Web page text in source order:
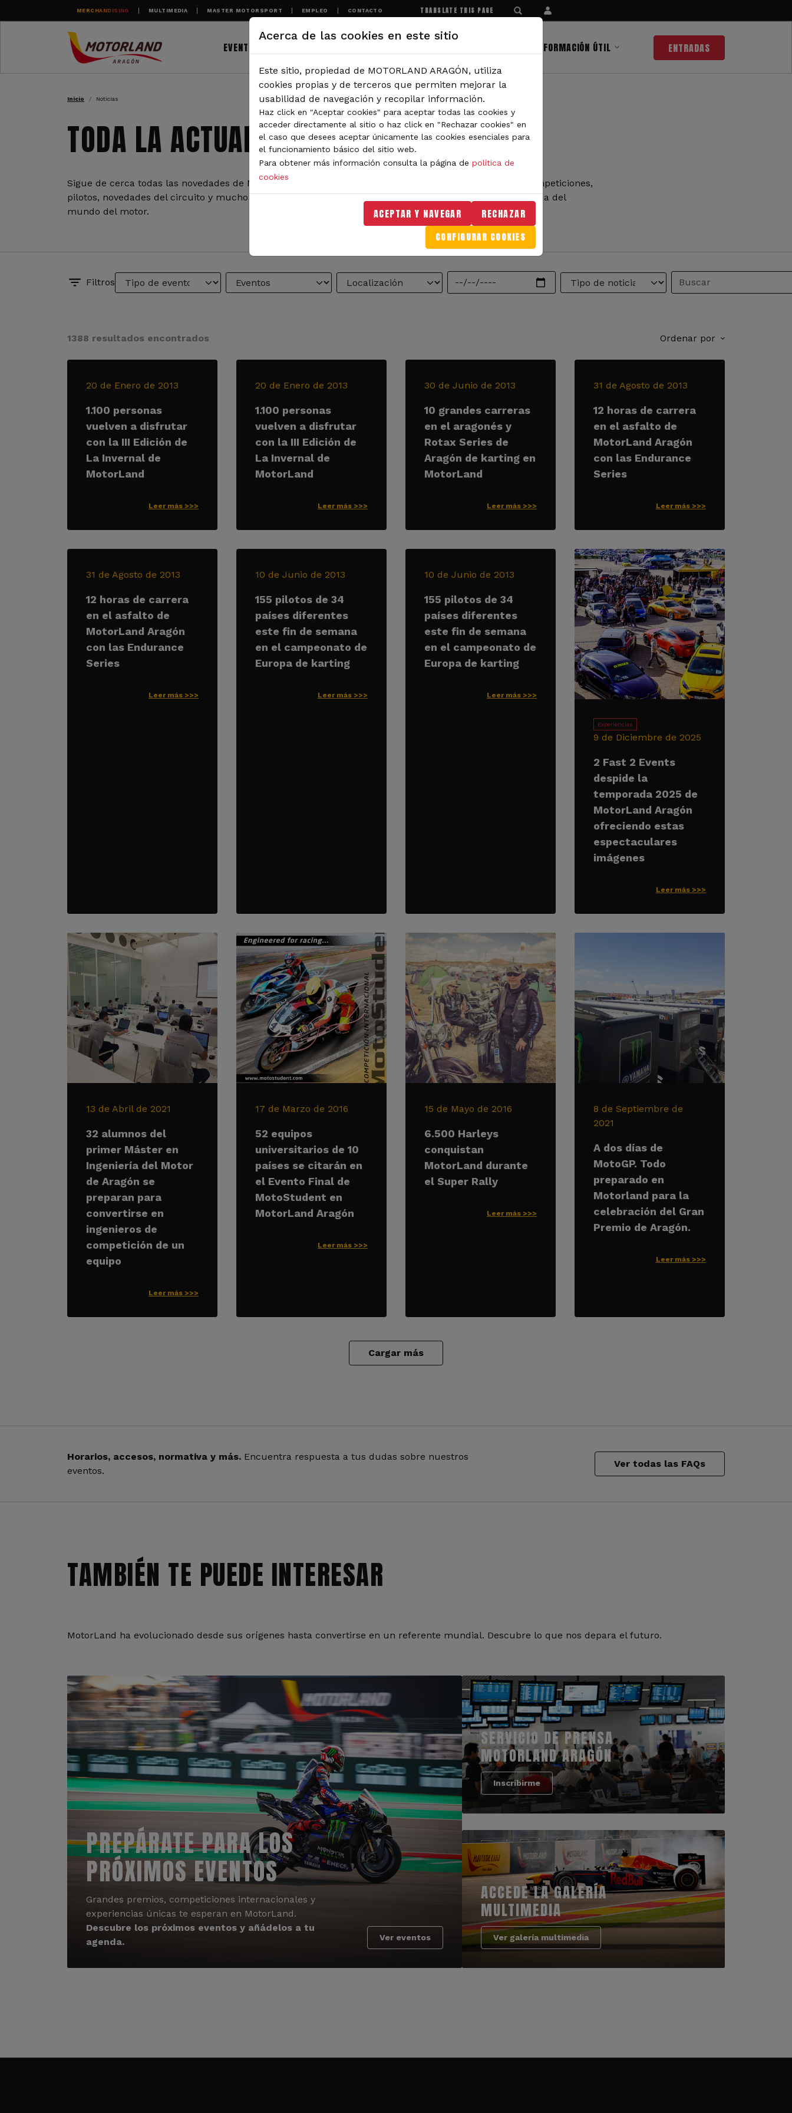
Pasar al contenido principal
MERCHANDISING MULTIMEDIA MASTER MOTORSPORT EMPLEO CONTACTO TRANSLATE THIS PAGE
EVENTOS INFORMACIÓN ÚTIL ENTRADAS
RUTA DE NAVEGACIÓN
Inicio Noticias
TODA LA ACTUALIDAD DE MOTORLAND
Sigue de cerca todas las novedades de MotorLand Aragón. Aquí encontrarás noticias sobre eventos, competiciones,
pilotos, novedades del circuito y mucho más. Filtra por categoría o tipo de contenido y no te pierdas nada del
mundo del motor.
Filtros
1388 resultados encontrados Ordenar por
20 de Enero de 2013
1.100 personas
vuelven a disfrutar
con la III Edición de
La Invernal de
MotorLand
Leer más >>>
20 de Enero de 2013
1.100 personas
vuelven a disfrutar
con la III Edición de
La Invernal de
MotorLand
Leer más >>>
30 de Junio de 2013
10 grandes carreras
en el aragonés y
Rotax Series de
Aragón de karting en
MotorLand
Leer más >>>
31 de Agosto de 2013
12 horas de carrera
en el asfalto de
MotorLand Aragón
con las Endurance
Series
Leer más >>>
31 de Agosto de 2013
12 horas de carrera
en el asfalto de
MotorLand Aragón
con las Endurance
Series
Leer más >>>
10 de Junio de 2013
155 pilotos de 34
países diferentes
este fin de semana
en el campeonato de
Europa de karting
Leer más >>>
10 de Junio de 2013
155 pilotos de 34
países diferentes
este fin de semana
en el campeonato de
Europa de karting
Leer más >>>
Experiencias
9 de Diciembre de 2025
2 Fast 2 Events
despide la
temporada 2025 de
MotorLand Aragón
ofreciendo estas
espectaculares
imágenes
Leer más >>>
13 de Abril de 2021
32 alumnos del
primer Máster en
Ingeniería del Motor
de Aragón se
preparan para
convertirse en
ingenieros de
competición de un
equipo
Leer más >>>
17 de Marzo de 2016
52 equipos
universitarios de 10
países se citarán en
el Evento Final de
MotoStudent en
MotorLand Aragón
Leer más >>>
15 de Mayo de 2016
6.500 Harleys
conquistan
MotorLand durante
el Super Rally
Leer más >>>
8 de Septiembre de
2021
A dos días de
MotoGP. Todo
preparado en
Motorland para la
celebración del Gran
Premio de Aragón.
Leer más >>>
Cargar más
Horarios, accesos, normativa y más. Encuentra respuesta a tus dudas sobre nuestros
eventos.
Ver todas las FAQs
TAMBIÉN TE PUEDE INTERESAR
MotorLand ha evolucionado desde sus orígenes hasta convertirse en un referente mundial. Descubre lo que nos depara el futuro.
PREPÁRATE PARA LOS
PRÓXIMOS EVENTOS
Grandes premios, competiciones internacionales y
experiencias únicas te esperan en MotorLand.
Descubre los próximos eventos y añádelos a tu
agenda.
Ver eventos
SERVICIO DE PRENSA
MOTORLAND ARAGÓN
Inscribirme
ACCEDE LA GALERÍA
MULTIMEDIA
Ver galería multimedia
Acerca de las cookies en este sitio
Este sitio, propiedad de MOTORLAND ARAGÓN, utiliza
cookies propias y de terceros que permiten mejorar la
usabilidad de navegación y recopilar información.
Haz click en "Aceptar cookies" para aceptar todas las cookies y
acceder directamente al sitio o haz click en "Rechazar cookies" en
el caso que desees aceptar únicamente las cookies esenciales para
el funcionamiento básico del sitio web.
Para obtener más información consulta la página de política de
cookies
ACEPTAR Y NAVEGAR RECHAZAR
CONFIGURAR COOKIES